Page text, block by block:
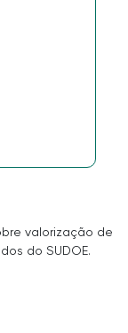
valorização de
do SUDOE.